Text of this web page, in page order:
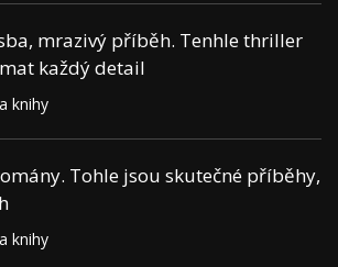
mrazivý příběh. Tenhle thriller
každý detail
knihy
Tohle jsou skutečné příběhy,
knihy